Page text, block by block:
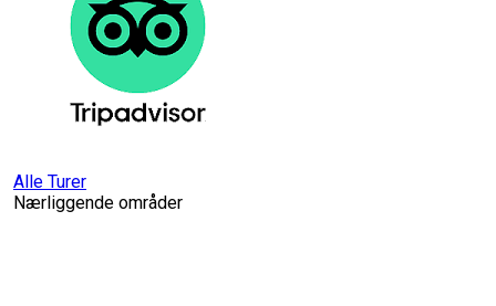
Alle Turer
Nærliggende områder